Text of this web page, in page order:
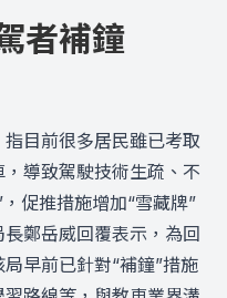
者補鐘
目前很多居民雖已考取
導致駕駛技術生疏、不
促推措施增加“雪藏牌”
鄭岳威回覆表示，為回
早前已針對“補鐘”措施